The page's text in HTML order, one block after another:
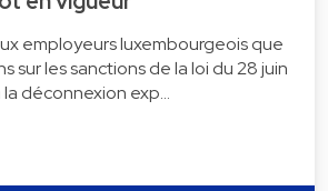
employeurs luxembourgeois que
sur les sanctions de la loi du 28 juin
déconnexion exp…